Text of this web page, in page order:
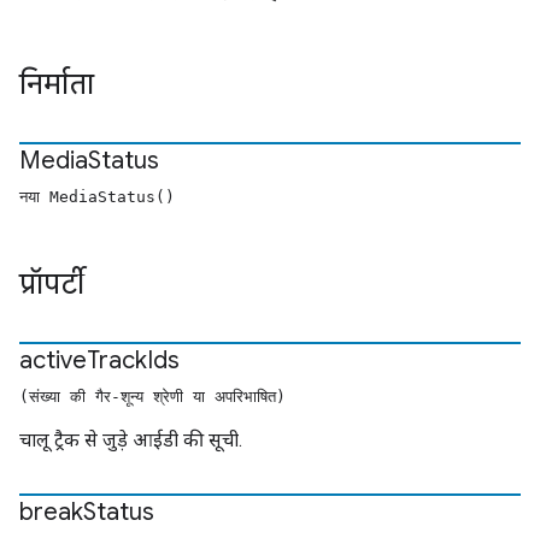
निर्माता
MediaStatus
नया MediaStatus()
प्रॉपर्टी
activeTrackIds
(संख्या की गैर-शून्य श्रेणी या अपरिभाषित)
चालू ट्रैक से जुड़े आईडी की सूची.
breakStatus